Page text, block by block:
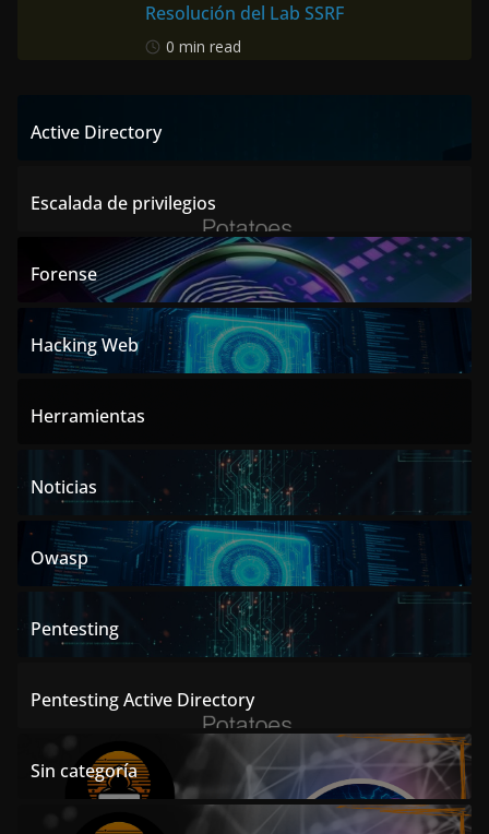
Resolución del Lab SSRF
0 min read
Active Directory
Escalada de privilegios
Forense
Hacking Web
Herramientas
Noticias
Owasp
Pentesting
Pentesting Active Directory
Sin categoría